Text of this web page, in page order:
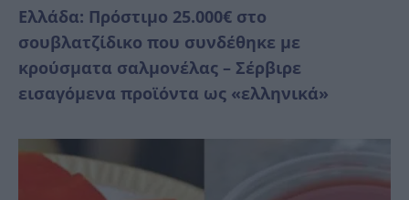
Ελλάδα: Πρόστιμο 25.000€ στο
σουβλατζίδικο που συνδέθηκε με
κρούσματα σαλμονέλας – Σέρβιρε
εισαγόμενα προϊόντα ως «ελληνικά»